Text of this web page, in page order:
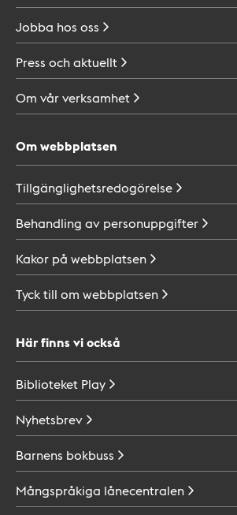
Jobba hos oss
Press ochaktuellt
Om vårverksamhet
Om webbplatsen
Tillgänglighetsredogörelse
Behandling av personuppgifter
Kakor på webbplatsen
Tyck till om webbplatsen
Här finns vi också
Biblioteket Play
Nyhetsbrev
Barnens bokbuss
Mångspråkiga lånecentralen